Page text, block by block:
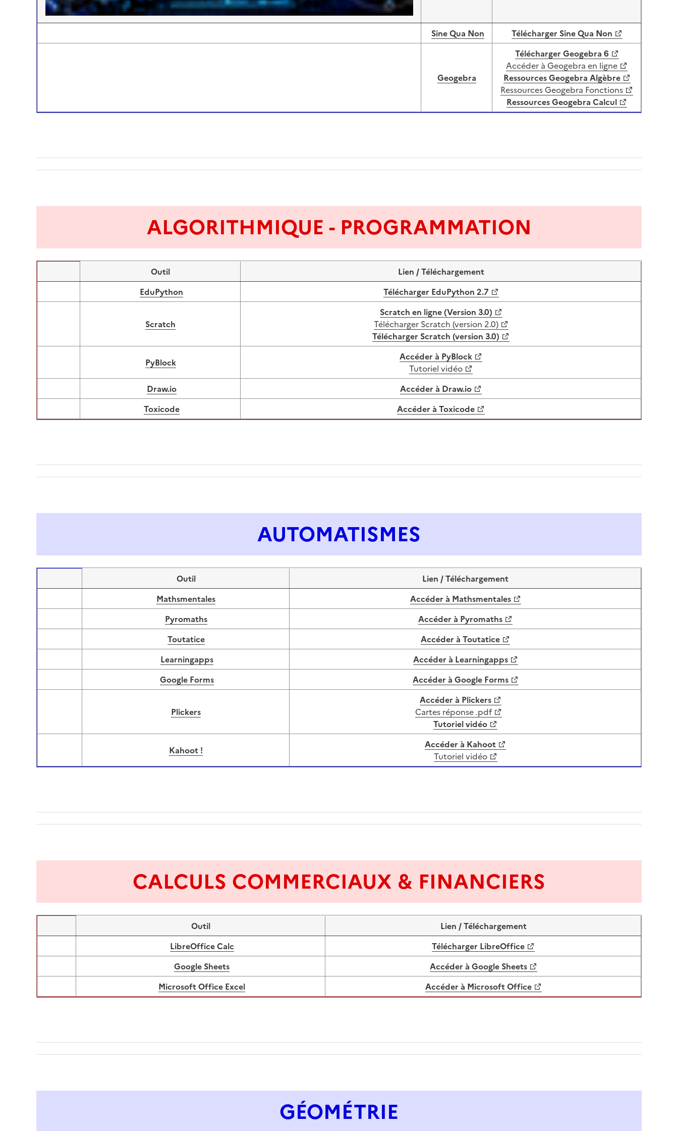
Sine Qua Non Télécharger Sine Qua Non
Geogebra
Télécharger Geogebra 6
Accéder à Geogebra en ligne
Ressources Geogebra Algèbre
Ressources Geogebra Fonctions
Ressources Geogebra Calcul
ALGORITHMIQUE - PROGRAMMATION
Outil Lien / Téléchargement
EduPython Télécharger EduPython 2.7
Scratch
Scratch en ligne (Version 3.0)
Télécharger Scratch (version 2.0)
Télécharger Scratch (version 3.0)
PyBlock
Accéder à PyBlock
Tutoriel vidéo
Draw.io Accéder à Draw.io
Toxicode Accéder à Toxicode
AUTOMATISMES
Outil Lien / Téléchargement
Mathsmentales Accéder à Mathsmentales
Pyromaths Accéder à Pyromaths
Toutatice Accéder à Toutatice
Learningapps Accéder à Learningapps
Google Forms Accéder à Google Forms
Plickers
Accéder à Plickers
Cartes réponse .pdf
Tutoriel vidéo
Kahoot !
Accéder à Kahoot
Tutoriel vidéo
CALCULS COMMERCIAUX & FINANCIERS
Outil Lien / Téléchargement
LibreOffice Calc Télécharger LibreOffice
Google Sheets Accéder à Google Sheets
Microsoft Office Excel Accéder à Microsoft Office
GÉOMÉTRIE